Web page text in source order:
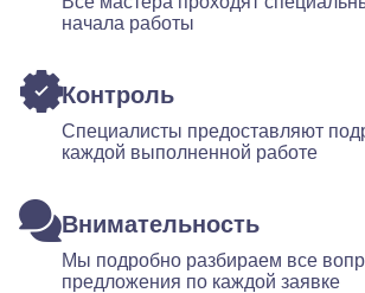
начала работы
Контроль
Специалисты предоставляют
каждой выполненной работе
Внимательность
Мы подробно разбираем все
предложения по каждой заявке